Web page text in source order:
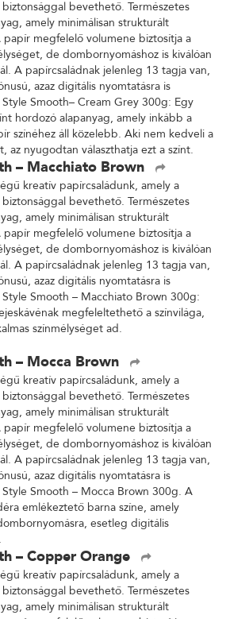
bevethető. Természetes
amely minimálisan strukturált
megfelelő volumene biztosítja a
de dombornyomáshoz is kiválóan
A papírcsaládnak jelenleg 13 tagja van,
azaz digitális nyomtatásra is
Style Smooth– Cream Grey 300g: Egy
hordozó alapanyag, amely inkább a
színéhez áll közelebb. Aki nem kedveli a
az nyugodtan választhatja ezt a színt.
– Macchiato Brown
kreatív papírcsaládunk, amely a
bevethető. Természetes
amely minimálisan strukturált
megfelelő volumene biztosítja a
de dombornyomáshoz is kiválóan
A papírcsaládnak jelenleg 13 tagja van,
azaz digitális nyomtatásra is
Style Smooth – Macchiato Brown 300g:
megfeleltethető a színvilága,
színmélységet ad.
– Mocca Brown
kreatív papírcsaládunk, amely a
bevethető. Természetes
amely minimálisan strukturált
megfelelő volumene biztosítja a
de dombornyomáshoz is kiválóan
A papírcsaládnak jelenleg 13 tagja van,
azaz digitális nyomtatásra is
Style Smooth – Mocca Brown 300g. A
emlékeztető barna színe, amely
esetleg digitális
– Copper Orange
kreatív papírcsaládunk, amely a
bevethető. Természetes
amely minimálisan strukturált